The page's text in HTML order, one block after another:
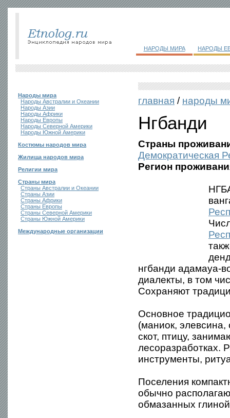
НАРОДЫ МИРА НАРОДЫ
Народы мира
Народы Австралии и Океании
Народы Азии
Народы Африки
Народы Европы
Народы Северной Америки
Народы Южной Америки
Костюмы народов мира
Жилища народов мира
Религии мира
Страны мира
Страны Австралии и Океании
Страны Азии
Страны Африки
Страны Европы
Страны Северной Америки
Страны Южной Америки
Международные организации
главная / народы
Нгбанди
Страны
Демократическая
Регион
нгбанди адамауа-
диалекты, в том
Сохраняют
Основное
(маниок, элевсина,
скот, птицу,
лесоразработках.
инструменты,
Поселения
обычно
обмазанных